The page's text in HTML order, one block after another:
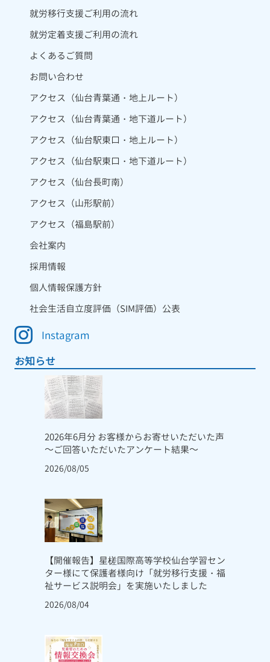
就労移行支援ご利用の流れ
就労定着支援ご利用の流れ
よくあるご質問
お問い合わせ
アクセス（仙台青葉通・地上ルート）
アクセス（仙台青葉通・地下道ルート）
アクセス（仙台駅東口・地上ルート）
アクセス（仙台駅東口・地下道ルート）
アクセス（仙台長町南）
アクセス（山形駅前）
アクセス（福島駅前）
会社案内
採用情報
個人情報保護方針
社会生活自立度評価（SIM評価）公表
Instagram
お知らせ
2026年6月分 お客様からお寄せいただいた声
～ご回答いただいたアンケート結果～
2026/08/05
【開催報告】星槎国際高等学校仙台学習セン
ター様にて保護者様向け「就労移行支援・福
祉サービス説明会」を実施いたしました
2026/08/04